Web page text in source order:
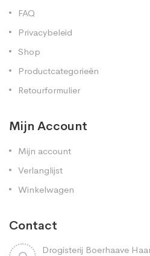
FAQ
Privacybeleid
Shop
Productcategorieën
Retourformulier
Mijn Account
Mijn account
Verlanglijst
Winkelwagen
Contact
Drogisterij Boerhaave